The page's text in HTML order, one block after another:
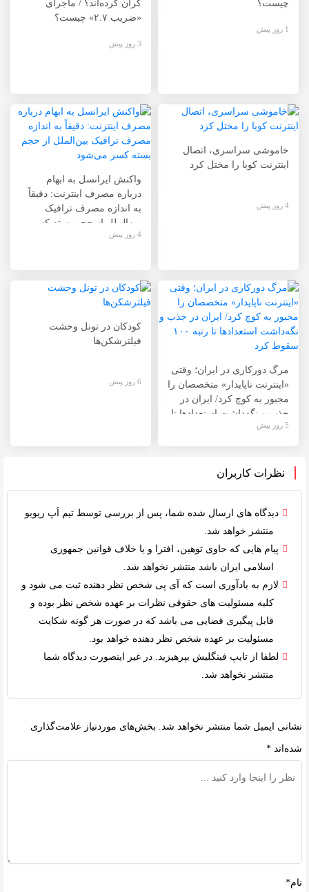
چیست؟
1 روز پیش
گران کرده‌اند؟ / ماجرای
«ضریب ۲.۷» چیست؟
3 روز پیش
خاموشی سراسری، اتصال
اینترنت کوبا را مختل کرد
4 روز پیش
واکنش ایرانسل به ابهام
درباره مصرف اینترنت: دقیقاً
به اندازه مصرف ترافیک
بین‌الملل از حجم بسته کسر
می‌شود
4 روز پیش
مرگ دورکاری در ایران؛ وقتی
«اینترنت ناپایدار» متخصصان را
مجبور به کوچ کرد/ ایران در
جذب و نگه‌داشت استعدادها تا
رتبه ۱۰۰ سقوط کرد
5 روز پیش
کودکان در تونل وحشت
فیلترشکن‌ها
6 روز پیش
نظرات کاربران
دیدگاه های ارسال شده شما، پس از بررسی توسط تیم اَپ ریویو
منتشر خواهد شد.
پیام هایی که حاوی توهین، افترا و یا خلاف قوانین جمهوری
اسلامی ایران باشد منتشر نخواهد شد.
لازم به یادآوری است که آی پی شخص نظر دهنده ثبت می شود و
کلیه مسئولیت های حقوقی نظرات بر عهده شخص نظر بوده و
قابل پیگیری قضایی می باشد که در صورت هر گونه شکایت
مسئولیت بر عهده شخص نظر دهنده خواهد بود.
لطفا از تایپ فینگلیش بپرهیزید. در غیر اینصورت دیدگاه شما
منتشر نخواهد شد.
نشانی ایمیل شما منتشر نخواهد شد. بخش‌های موردنیاز علامت‌گذاری
شده‌اند *
نام*